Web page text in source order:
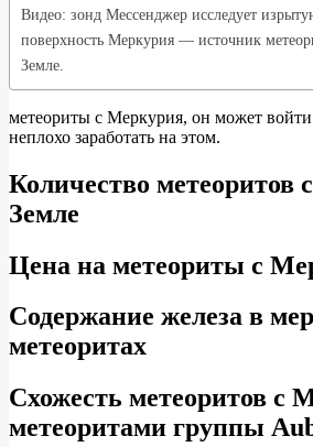
Видео: зонд Мессенджер исследует
поверхность Меркурия — источник
Земле.
метеориты с Меркурия, он может
неплохо заработать на этом.
Количество метеоритов
Земле
Цена на метеориты с
Содержание железа в
метеоритах
Схожесть метеоритов с
метеоритами группы